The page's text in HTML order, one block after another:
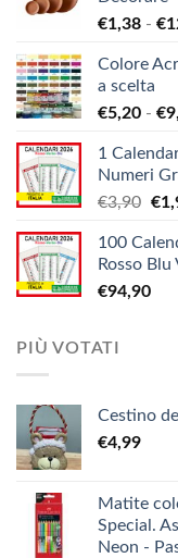
€1,38 - €
Colore
a scelta
€5,20 - €
1
Numeri
€3,90 Il
era:
€
100
Rosso
€94,90
PIÙ VOTATI
Cestino
€4,99
Matite
Special.
Neon -